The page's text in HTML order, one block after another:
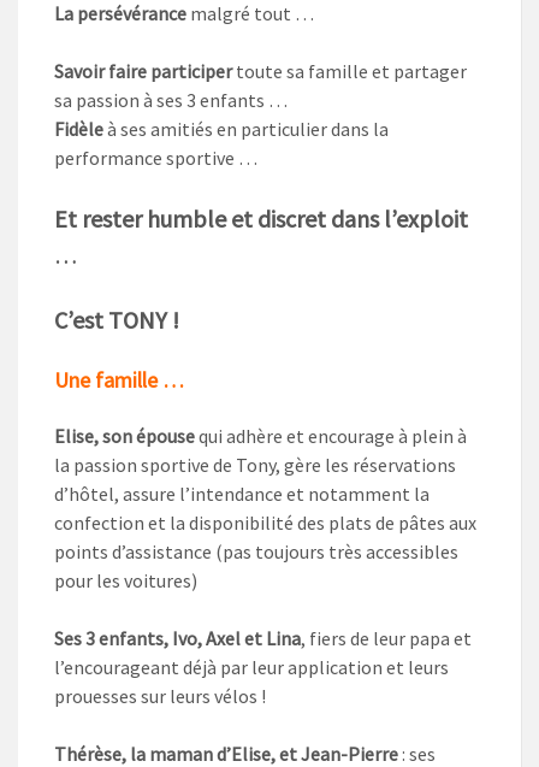
La persévérance malgré tout …
Savoir faire participertoute sa famille et partager
sa passion à ses 3 enfants …
Fidèleà ses amitiés en particulier dans la
performance sportive …
Et rester humble et discret dans l’exploit
…
C’est TONY !
Une famille …
Elise, son épousequi adhère et encourage à plein à
la passion sportive de Tony, gère les réservations
d’hôtel, assure l’intendance et notamment la
confection et la disponibilité des plats de pâtes aux
points d’assistance (pas toujours très accessibles
pour les voitures)
Ses 3 enfants, Ivo, Axel et Lina, fiers de leur papa et
l’encourageant déjà par leur application et leurs
prouesses sur leurs vélos !
Thérèse, la maman d’Elise, et Jean-Pierre : ses